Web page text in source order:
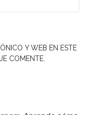
Y WEB EN ESTE
COMENTE.